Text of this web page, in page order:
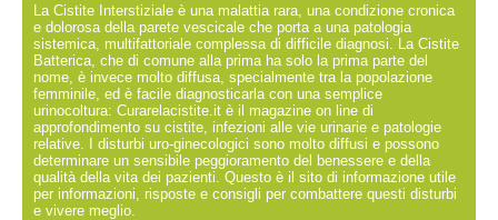
La Cistite Interstiziale è una malattia rara, una condizione cronica
e dolorosa della parete vescicale che porta a una patologia
sistemica, multifattoriale complessa di difficile diagnosi. La Cistite
Batterica, che di comune alla prima ha solo la prima parte del
nome, è invece molto diffusa, specialmente tra la popolazione
femminile, ed è facile diagnosticarla con una semplice
urinocoltura: Curarelacistite.it è il magazine on line di
approfondimento su cistite, infezioni alle vie urinarie e patologie
relative. I disturbi uro-ginecologici sono molto diffusi e possono
determinare un sensibile peggioramento del benessere e della
qualità della vita dei pazienti. Questo è il sito di informazione utile
per informazioni, risposte e consigli per combattere questi disturbi
e vivere meglio.